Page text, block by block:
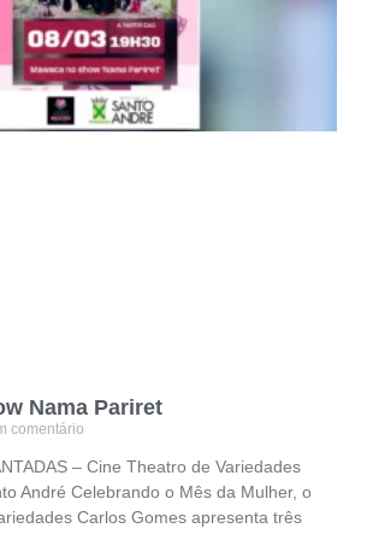
Nama Pariret
comentário
– Cine Theatro de Variedades
André Celebrando o Mês da Mulher, o
Carlos Gomes apresenta três